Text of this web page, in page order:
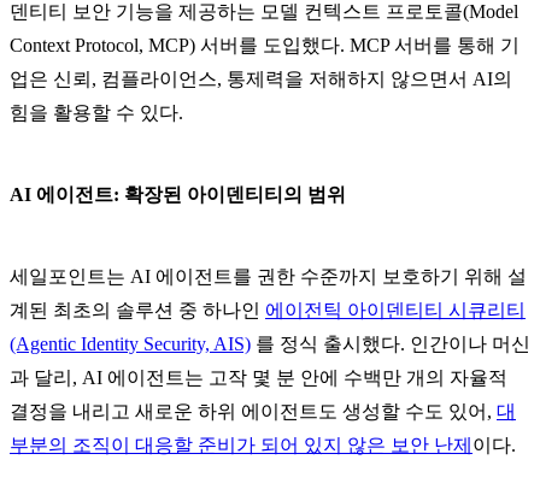
덴티티 보안 기능을 제공하는 모델 컨텍스트 프로토콜(Model
Context Protocol, MCP) 서버를 도입했다. MCP 서버를 통해 기
업은 신뢰, 컴플라이언스, 통제력을 저해하지 않으면서 AI의
힘을 활용할 수 있다.
AI 에이전트: 확장된 아이덴티티의 범위
세일포인트는 AI 에이전트를 권한 수준까지 보호하기 위해 설
계된 최초의 솔루션 중 하나인 에이전틱 아이덴티티 시큐리티
(Agentic Identity Security, AIS) 를 정식 출시했다. 인간이나 머신
과 달리, AI 에이전트는 고작 몇 분 안에 수백만 개의 자율적
결정을 내리고 새로운 하위 에이전트도 생성할 수도 있어, 대
부분의 조직이 대응할 준비가 되어 있지 않은 보안 난제 이다.